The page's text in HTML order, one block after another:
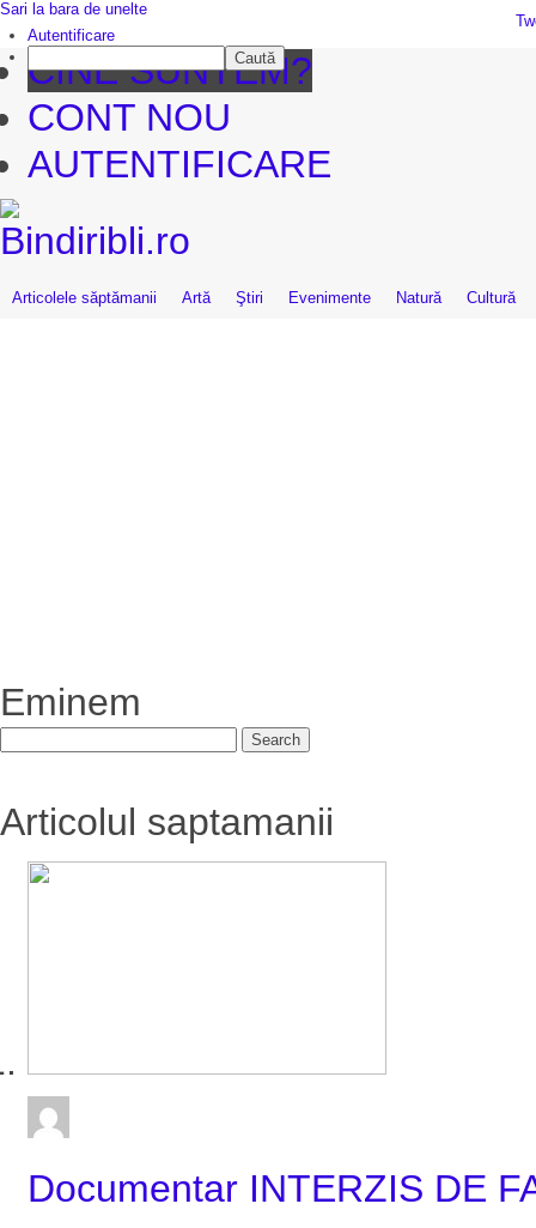
CINE SUNTEM?
CONT NOU
AUTENTIFICARE
Articolele săptămanii Artă Ştiri Evenimente Natură Cultură
Eminem
Articolul saptamanii
Documentar INTERZIS DE
Sari la bara de unelte
Autentificare
Caută